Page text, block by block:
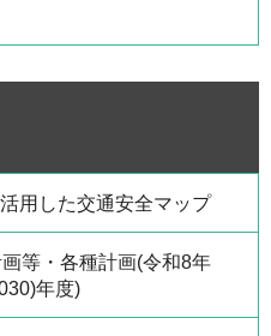
用した交通安全マップ
等・各種計画(令和8年
年度)